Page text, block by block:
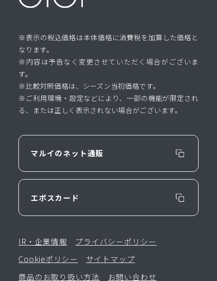
※表示の税込価格は本体価格に消費税を加算した価格と
なります。
※内容は予告なく変更させていただく場合がございま
す。
※比較対照価格は、シーズン当初価格です。
※ご利用環境・設定などにより、一部の機能が限定され
る、または正しく表示されない場合がございます。
マルイのネット通販
エポスカード
IR・企業情報
プライバシーポリシー
Cookieポリシー
サイトマップ
商品のお取り扱い方法
お問い合わせ